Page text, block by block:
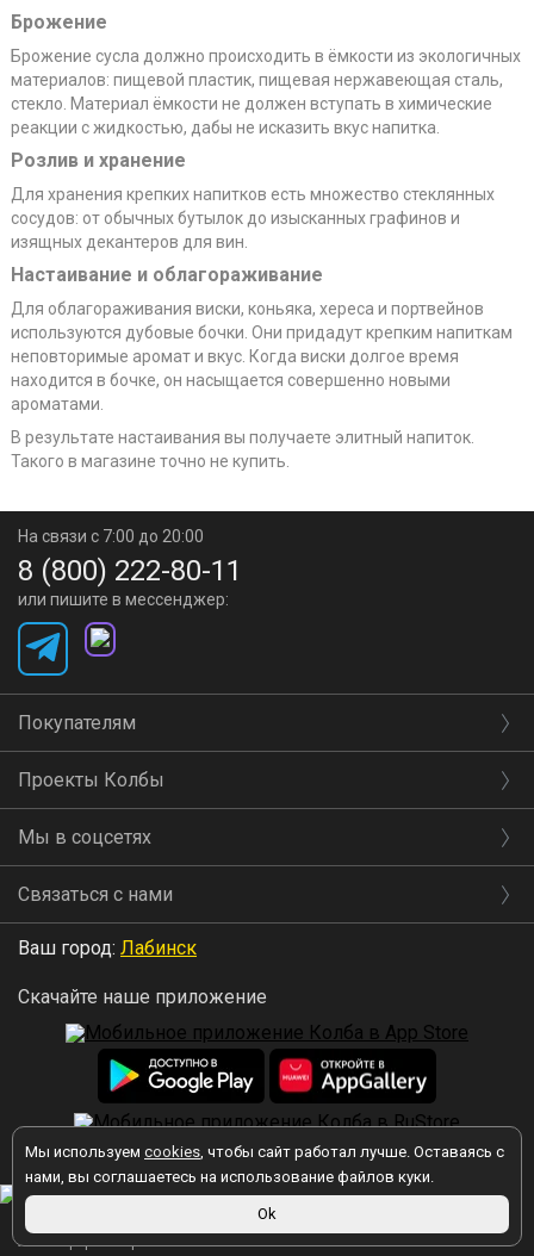
Брожение
Брожение сусла должно происходить в ёмкости из экологичных
материалов: пищевой пластик, пищевая нержавеющая сталь,
стекло. Материал ёмкости не должен вступать в химические
реакции с жидкостью, дабы не исказить вкус напитка.
Розлив и хранение
Для хранения крепких напитков есть множество стеклянных
сосудов: от обычных бутылок до изысканных графинов и
изящных декантеров для вин.
Настаивание и облагораживание
Для облагораживания виски, коньяка, хереса и портвейнов
используются дубовые бочки. Они придадут крепким напиткам
неповторимые аромат и вкус. Когда виски долгое время
находится в бочке, он насыщается совершенно новыми
ароматами.
В результате настаивания вы получаете элитный напиток.
Такого в магазине точно не купить.
Мы используем cookies, чтобы сайт работал лучше. Оставаясь с
нами, вы соглашаетесь на использование файлов куки.
Ok
На связи с 7:00 до 20:00
8 (800) 222-80-11
или пишите в мессенджер:
Покупателям
Проекты Колбы
Мы в соцсетях
Связаться с нами
Ваш город: Лабинск
Скачайте наше приложение
2026 © Колба
Вы принимаете условия политики в отношении обработки
персональных данных
любой форме обратной связи на сайте kolba.ru.